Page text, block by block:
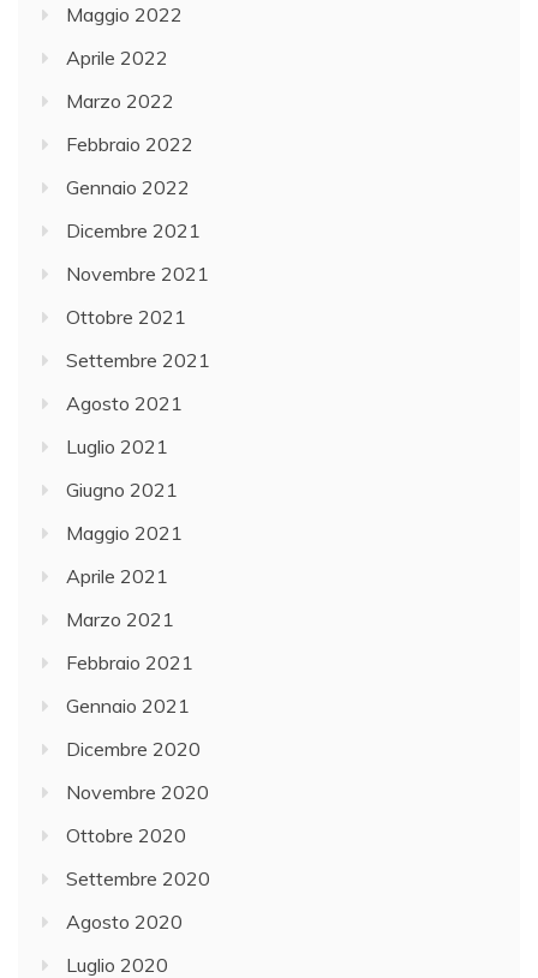
Maggio 2022
Aprile 2022
Marzo 2022
Febbraio 2022
Gennaio 2022
Dicembre 2021
Novembre 2021
Ottobre 2021
Settembre 2021
Agosto 2021
Luglio 2021
Giugno 2021
Maggio 2021
Aprile 2021
Marzo 2021
Febbraio 2021
Gennaio 2021
Dicembre 2020
Novembre 2020
Ottobre 2020
Settembre 2020
Agosto 2020
Luglio 2020